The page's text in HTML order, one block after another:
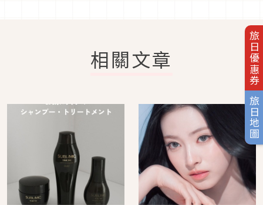
旅日優惠券
旅日地圖
相關文章